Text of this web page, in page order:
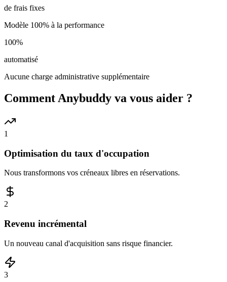
de frais fixes
Modèle 100% à la performance
100%
automatisé
Aucune charge administrative supplémentaire
Comment Anybuddy va vous aider ?
1
Optimisation du taux d'occupation
Nous transformons vos créneaux libres en réservations.
2
Revenu incrémental
Un nouveau canal d'acquisition sans risque financier.
3